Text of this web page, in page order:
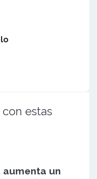
estas
aumenta un